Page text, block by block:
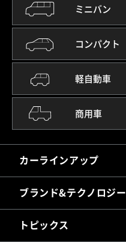
ミニバン
コンパクト
軽自動車
商用車
カーラインアップ
ブランド&テクノロジー
トピックス